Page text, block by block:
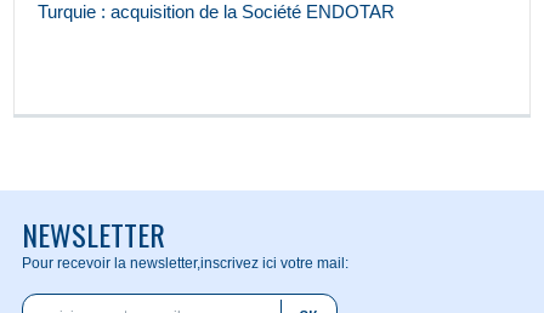
Turquie : acquisition de la Société ENDOTAR
NEWSLETTER
Pour recevoir la newsletter,inscrivez ici votre mail: